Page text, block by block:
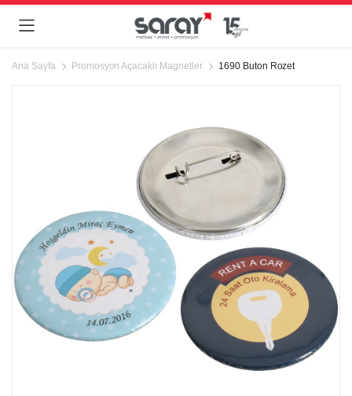
Ana Sayfa Promosyon Açacaklı Magnetler 1690 Buton Rozet